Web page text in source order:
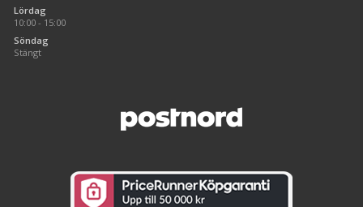
Lördag
10:00 - 15:00
Söndag
Stängt